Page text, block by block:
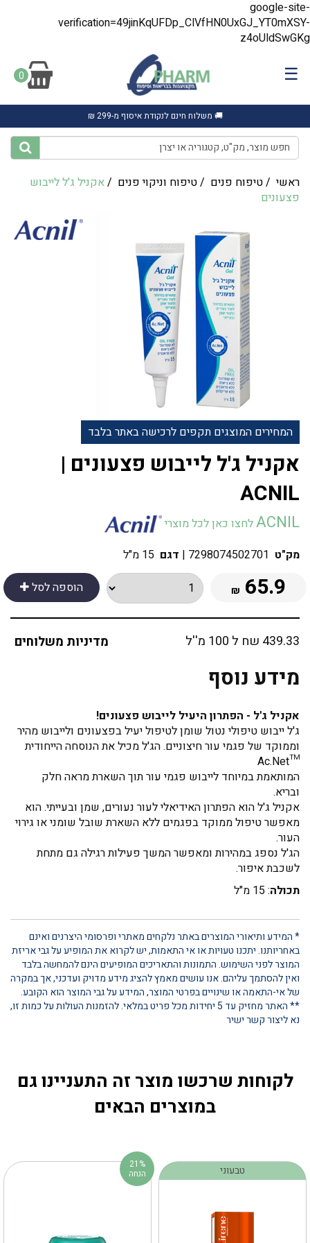
google-site-
verification=49jinKqUFDp_ClVfHN0UxGJ_YT0mXSY-
z4oUldSwGKg
☰
0
🚚 משלוח חינם לנקודת איסוף מ-299 ₪
ראשי /טיפוח פנים /טיפוח וניקוי פנים /אקניל ג'ל לייבוש
פצעונים
המחירים המוצגים תקפים לרכישה באתר בלבד
אקניל ג'ל לייבוש פצעונים |
ACNIL
ACNILלחצו כאן לכל מוצרי
מק"ט 7298074502701
| דגם 15 מ"ל
הוספה לסל
65.9
₪
439.33 שח ל 100 מ''ל מדיניות משלוחים
מידע נוסף
אקניל ג'ל - הפתרון היעיל לייבוש פצעונים!
ג'ל ייבוש טיפולי נטול שומן לטיפול יעיל בפצעונים ולייבוש מהיר
וממוקד של פגמי עור חיצוניים. הג'ל מכיל את הנוסחה הייחודית
™Ac.Net
המותאמת במיוחד לייבוש פגמי עור תוך השארת מראה חלק
ובריא.
אקניל ג'ל הוא הפתרון האידיאלי לעור נעורים, שמן ובעייתי. הוא
מאפשר טיפול ממוקד בפגמים ללא השארת שובל שומני או גירוי
העור.
הג'ל נספג במהירות ומאפשר המשך פעילות רגילה גם מתחת
לשכבת איפור.
תכולה: 15 מ"ל
* המידע ותיאורי המוצרים באתר נלקחים מאתרי ופרסומי היצרנים ואינם
באחריותנו. יתכנו טעויות או אי התאמות, יש לקרוא את המופיע על גבי אריזת
המוצר לפני השימוש. התמונות והתאריכים המופיעים הינם להמחשה בלבד
ואין להסתמך עליהם. אנו עושים מאמץ להציג מידע מדויק ועדכני, אך במקרה
של אי-התאמה או שינויים בפרטי המוצר, המידע על גבי המוצר הוא הקובע.
** האתר מחזיק עד 5 יחידות מכל פריט במלאי. להזמנות העולות על כמות זו,
נא ליצור קשר ישיר
לקוחות שרכשו מוצר זה התעניינו גם
במוצרים הבאים
21%
הנחה טבעוני